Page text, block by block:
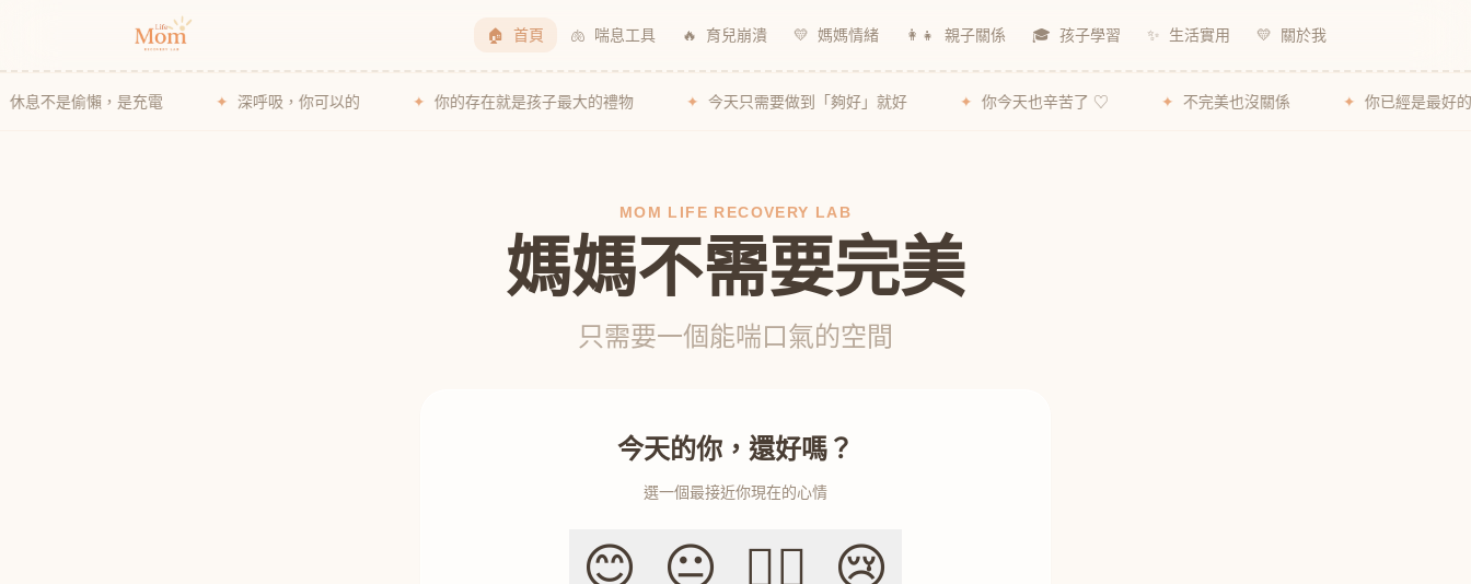
🏠 首頁 🫁 喘息工具 🔥 育兒崩潰 💛 媽媽情緒 👩‍👧 親子關係 🎓 孩子學習 ✨ 生活實用 💛 關於我
懶，是充電 ✦ 深呼吸，你可以的 ✦ 你的存在就是孩子最大的禮物 ✦ 今天只需要做到「夠好」就好 ✦ 你今天也辛苦了 ♡ ✦ 不完美也沒關係 ✦ 你已經是最好的媽媽了
MOM LIFE RECOVERY LAB
媽媽不需要完美
只需要一個能喘口氣的空間
今天的你，還好嗎？
選一個最接近你現在的心情
😊 😐 😮‍💨 😢